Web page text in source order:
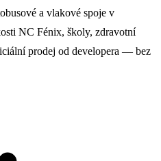
a vlakové spoje v
NC Fénix, školy, zdravotní
prodej od developera — bez